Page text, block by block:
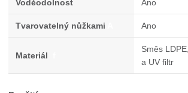
Voděodolnost Ano
Tvarovatelný nůžkami Ano
Materiál
Směs
a UV filtr